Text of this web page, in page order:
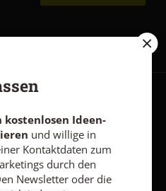
Abo online kündigen
kostenlosen Ideen-
und willige in
Kontaktdaten zum
durch den
Newsletter oder die